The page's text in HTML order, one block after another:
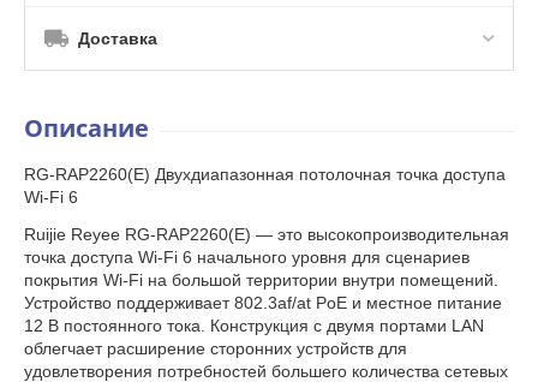
Доставка
Описание
RG-RAP2260(E) Двухдиапазонная потолочная точка доступа
Wi-Fi 6
Ruijie Reyee RG-RAP2260(E) — это высокопроизводительная
точка доступа Wi-Fi 6 начального уровня для сценариев
покрытия Wi-Fi на большой территории внутри помещений.
Устройство поддерживает 802.3af/at PoE и местное питание
12 В постоянного тока. Конструкция с двумя портами LAN
облегчает расширение сторонних устройств для
удовлетворения потребностей большего количества сетевых